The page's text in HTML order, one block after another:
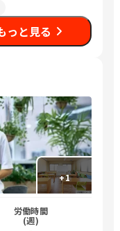
っと見る
+1
労働時間
(週)